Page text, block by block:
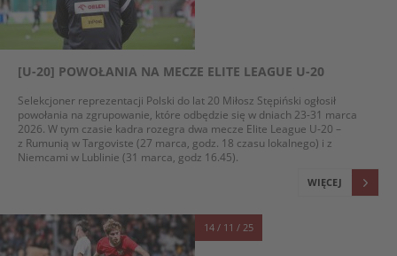
[U-20] POWOŁANIA NA MECZE ELITE LEAGUE U-20
Selekcjoner reprezentacji Polski do lat 20 Miłosz Stępiński ogłosił
powołania na zgrupowanie, które odbędzie się w dniach 23-31 marca
2026. W tym czasie kadra rozegra dwa mecze Elite League U-20 –
z Rumunią w Targoviste (27 marca, godz. 18 czasu lokalnego) i z
Niemcami w Lublinie (31 marca, godz 16.45).
WIĘCEJ
14 / 11 / 25